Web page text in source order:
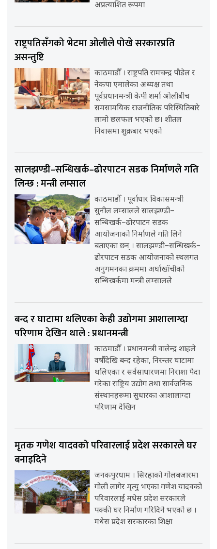
अप्रत्याशित रूपमा
राष्ट्रपतिसँगको भेटमा ओलीले पोखे सरकारप्रति
असन्तुष्टि
काठमाडौँ । राष्ट्रपति रामचन्द्र पौडेल र
नेकपा एमालेका अध्यक्ष तथा
पूर्वप्रधानमन्त्री केपी शर्मा ओलीबीच
समसामयिक राजनीतिक परिस्थितिबारे
लामो छलफल भएको छ। शीतल
निवासमा शुक्रबार भएको
सालझण्डी–सन्धिखर्क–ढोरपाटन सडक निर्माणले गति
लिन्छ : मन्त्री लम्साल
काठमाडौँ । पूर्वाधार विकासमन्त्री
सुनील लम्सालले सालझण्डी–
सन्धिखर्क–ढोरपाटन सडक
आयोजनाको निर्माणले गति लिने
बताएका छन् । सालझण्डी–सन्धिखर्क–
ढोरपाटन सडक आयोजनाको स्थलगत
अनुगमनका क्रममा अर्घाखाँचीको
सन्धिखर्कमा मन्त्री लम्सालले
बन्द र घाटामा थलिएका केही उद्योगमा आशालाग्दा
परिणाम देखिन थाले : प्रधानमन्त्री
काठमाडौँ । प्रधानमन्त्री वालेन्द्र शाहले
वर्षौंदेखि बन्द रहेका, निरन्तर घाटामा
थलिएका र सर्वसाधारणमा निराशा पैदा
गरेका राष्ट्रिय उद्योग तथा सार्वजनिक
संस्थानहरूमा सुधारका आशालाग्दा
परिणाम देखिन
मृतक गणेश यादवको परिवारलाई प्रदेश सरकारले घर
बनाइदिने
जनकपुरधाम । सिरहाको गोलबजारमा
गोली लागेर मृत्यु भएका गणेश यादवको
परिवारलाई मधेस प्रदेश सरकारले
पक्की घर निर्माण गरिदिने भएको छ ।
मधेस प्रदेश सरकारका शिक्षा